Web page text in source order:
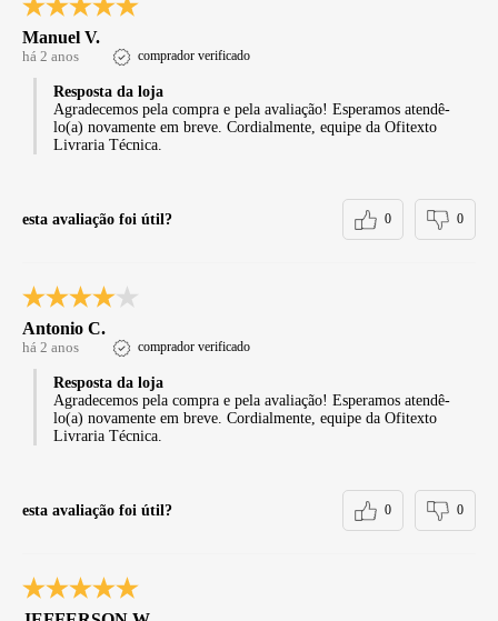
Manuel V.
há 2 anos comprador verificado
Resposta da loja
Agradecemos pela compra e pela avaliação! Esperamos atendê-
lo(a) novamente em breve. Cordialmente, equipe da Ofitexto
Livraria Técnica.
esta avaliação foi útil? 0 0
Antonio C.
há 2 anos comprador verificado
Resposta da loja
Agradecemos pela compra e pela avaliação! Esperamos atendê-
lo(a) novamente em breve. Cordialmente, equipe da Ofitexto
Livraria Técnica.
esta avaliação foi útil? 0 0